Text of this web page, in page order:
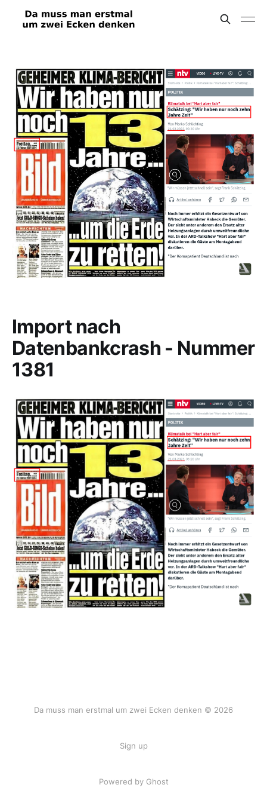
Import nach
Datenbankcrash - Nummer
1381
Da muss man erstmal um zwei Ecken denken © 2026
Sign up
Powered by Ghost